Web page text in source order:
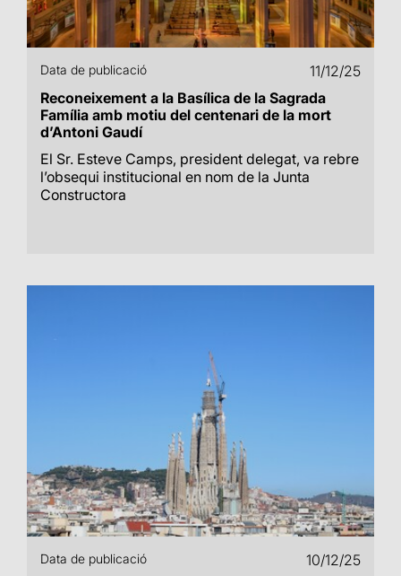
Data de publicació
11/12/25
Reconeixement a la Basílica de la Sagrada
Família amb motiu del centenari de la mort
d’Antoni Gaudí
El Sr. Esteve Camps, president delegat, va rebre
l’obsequi institucional en nom de la Junta
Constructora
Data de publicació
10/12/25